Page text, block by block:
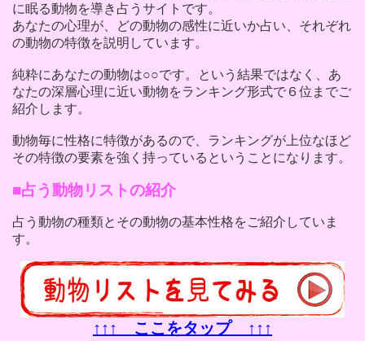
に眠る動物を導き占うサイトです。
あなたの心理が、どの動物の感性に近いか占い、それぞれ
の動物の特徴を説明しています。
純粋にあなたの動物は○○です。という結果ではなく、あ
なたの深層心理に近い動物をランキング形式で６位までご
紹介します。
動物毎に性格に特徴があるので、ランキングが上位なほど
その特徴の要素を強く持っているということになります。
占う動物リストの紹介
占う動物の種類とその動物の基本性格をご紹介していま
す。
↑↑↑ ここをタップ ↑↑↑